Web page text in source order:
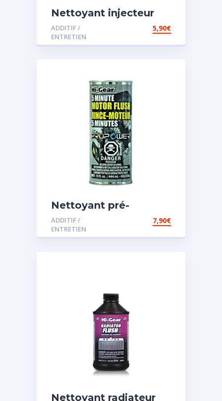
Nettoyant injecteur
diesel
ADDITIF /
ENTRETIEN
5,90€
Nettoyant pré-
vidange
ADDITIF /
ENTRETIEN
7,90€
Nettoyant radiateur